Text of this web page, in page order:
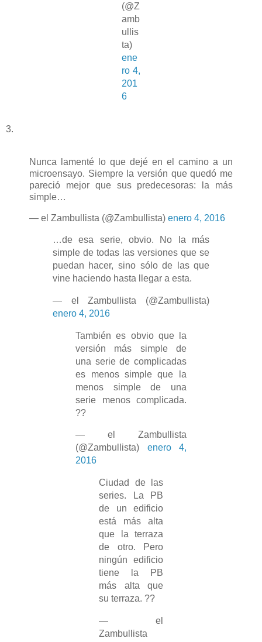
(@Z
amb
ullis
ta)
ene
ro 4,
201
6
3.
Nunca lamenté lo que dejé en el camino a un
microensayo. Siempre la versión que quedó me
pareció mejor que sus predecesoras: la más
simple…
— el Zambullista (@Zambullista) enero 4, 2016
…de esa serie, obvio. No la más
simple de todas las versiones que se
puedan hacer, sino sólo de las que
vine haciendo hasta llegar a esta.
— el Zambullista (@Zambullista)
enero 4, 2016
También es obvio que la
versión más simple de
una serie de complicadas
es menos simple que la
menos simple de una
serie menos complicada.
??
— el Zambullista
(@Zambullista) enero 4,
2016
Ciudad de las
series. La PB
de un edificio
está más alta
que la terraza
de otro. Pero
ningún edificio
tiene la PB
más alta que
su terraza. ??
— el
Zambullista